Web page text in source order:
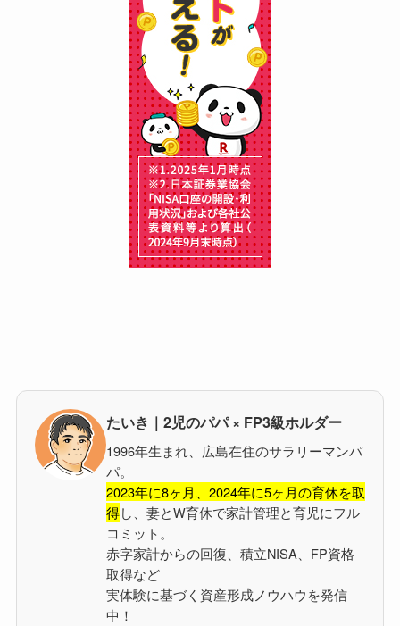
たいき｜2児のパパ × FP3級ホルダー
1996年生まれ、広島在住のサラリーマンパ
パ。
2023年に8ヶ月、2024年に5ヶ月の育休を取
得し、妻とW育休で家計管理と育児にフル
コミット。
赤字家計からの回復、積立NISA、FP資格
取得など
実体験に基づく資産形成ノウハウを発信
中！